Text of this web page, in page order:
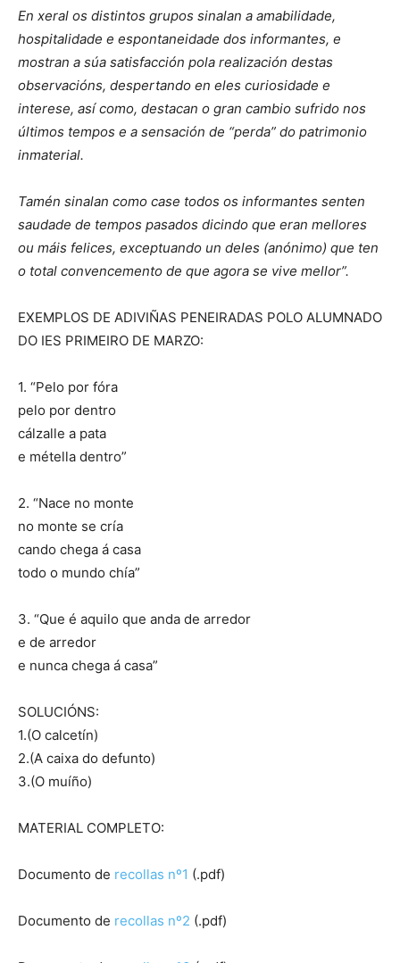
En xeral os distintos grupos sinalan a amabilidade,
hospitalidade e espontaneidade dos informantes, e
mostran a súa satisfacción pola realización destas
observacións, despertando en eles curiosidade e
interese, así como, destacan o gran cambio sufrido nos
últimos tempos e a sensación de “perda” do patrimonio
inmaterial.
Tamén sinalan como case todos os informantes senten
saudade de tempos pasados dicindo que eran mellores
ou máis felices, exceptuando un deles (anónimo) que ten
o total convencemento de que agora se vive mellor”.
EXEMPLOS DE ADIVIÑAS PENEIRADAS POLO ALUMNADO
DO IES PRIMEIRO DE MARZO:
1. “Pelo por fóra
pelo por dentro
cálzalle a pata
e métella dentro”
2. “Nace no monte
no monte se cría
cando chega á casa
todo o mundo chía”
3. “Que é aquilo que anda de arredor
e de arredor
e nunca chega á casa”
SOLUCIÓNS:
1.(O calcetín)
2.(A caixa do defunto)
3.(O muíño)
MATERIAL COMPLETO:
Documento de recollas nº1 (.pdf)
Documento de recollas nº2 (.pdf)